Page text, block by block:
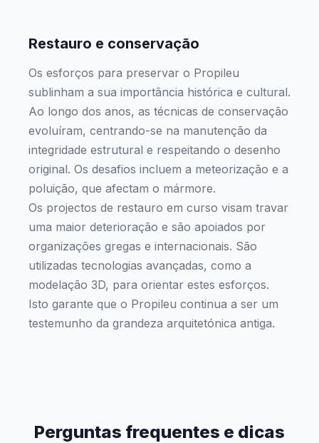
Restauro e conservação
Os esforços para preservar o Propileu
sublinham a sua importância histórica e cultural.
Ao longo dos anos, as técnicas de conservação
evoluíram, centrando-se na manutenção da
integridade estrutural e respeitando o desenho
original. Os desafios incluem a meteorização e a
poluição, que afectam o mármore.
Os projectos de restauro em curso visam travar
uma maior deterioração e são apoiados por
organizações gregas e internacionais. São
utilizadas tecnologias avançadas, como a
modelação 3D, para orientar estes esforços.
Isto garante que o Propileu continua a ser um
testemunho da grandeza arquitetónica antiga.
Perguntas frequentes e dicas